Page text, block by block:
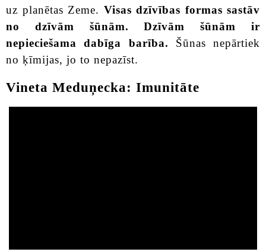
uz planētas Zeme. Visas dzīvības formas sastāv
no dzīvām šūnām. Dzīvām šūnām ir
nepieciešama dabīga barība. Šūnas nepārtiek
no ķīmijas, jo to nepazīst.
Vineta Meduņecka: Imunitāte